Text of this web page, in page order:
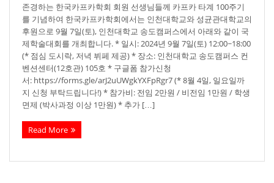
존경하는 한국카프카학회 회원 선생님들께 카프카 타계 100주기
를 기념하여 한국카프카학회에서는 인천대학교와 성균관대학교의
후원으로 9월 7일(토), 인천대학교 송도캠퍼스에서 아래와 같이 국
제학술대회를 개최합니다. * 일시: 2024년 9월 7일(토) 12:00~18:00
(* 점심 도시락, 저녁 뷔페 제공) * 장소: 인천대학교 송도캠퍼스 컨
벤션센터(12호관) 105호 * 구글폼 참가신청
서: https://forms.gle/arJ2uUWgkYXFpRgr7 (* 8월 4일, 일요일까
지 신청 부탁드립니다!) * 참가비: 전임 2만원 / 비전임 1만원 / 학생
면제 (박사과정 이상 1만원) * 추가 […]
Read More